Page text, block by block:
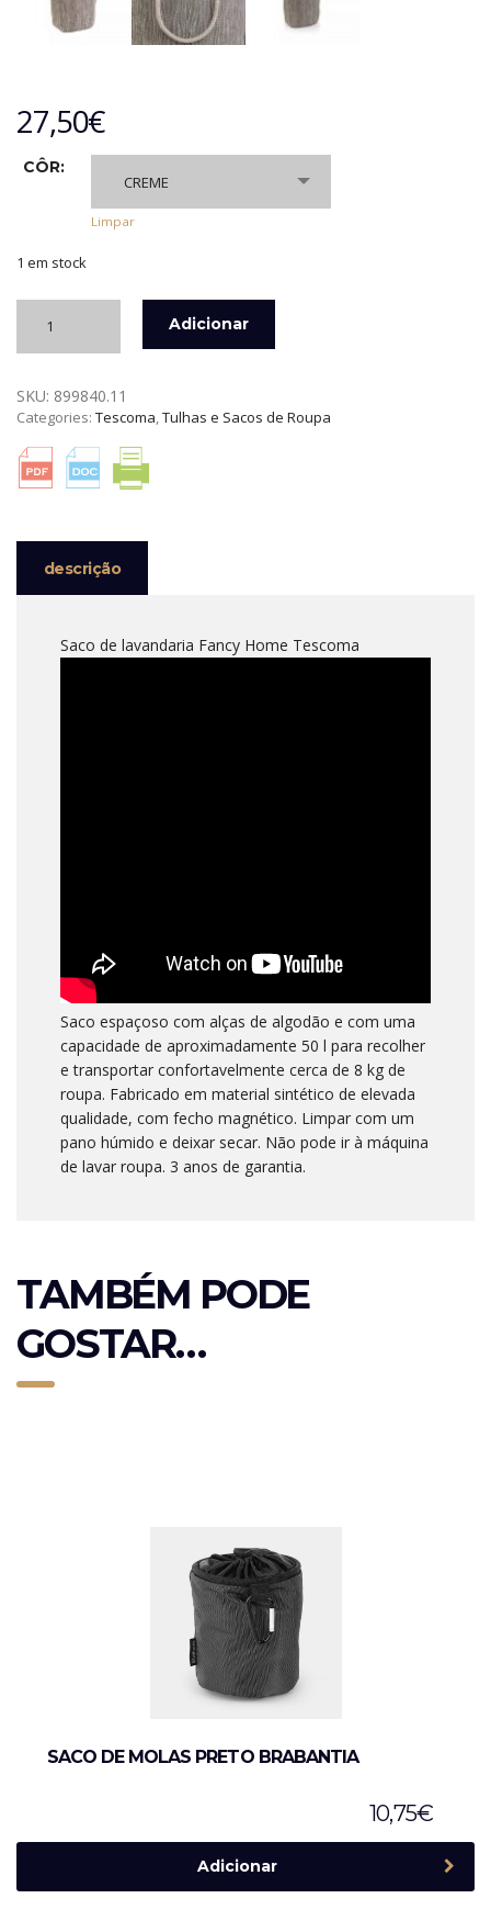
27,50€
CÔR:
CREME
Limpar
1 em stock
FANCY
-
SACO
LAVANDARIA
TESCOMA
Adicionar
SKU: 899840.11
Categories: Tescoma Tulhas e Sacos de Roupa
descrição
Saco de lavandaria Fancy Home Tescoma
Saco espaçoso com alças de algodão e com uma
capacidade de aproximadamente 50 l para recolher
e transportar confortavelmente cerca de 8 kg de
roupa. Fabricado em material sintético de elevada
qualidade, com fecho magnético. Limpar com um
pano húmido e deixar secar. Não pode ir à máquina
de lavar roupa. 3 anos de garantia.
TAMBÉM PODE
GOSTAR…
SACO DE MOLAS PRETO BRABANTIA
10,75€
Adicionar